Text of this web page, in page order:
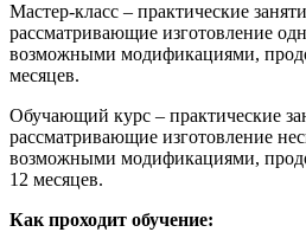
Мастер-класс – практические
рассматривающие изготовление
возможными модификациями,
месяцев.
Обучающий курс – практические
рассматривающие изготовление
возможными модификациями,
12 месяцев.
Как проходит обучение: